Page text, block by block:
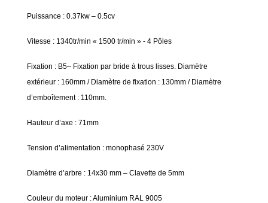
Puissance : 0.37kw – 0.5cv
Vitesse : 1340tr/min « 1500 tr/min » - 4 Pôles
Fixation : B5– Fixation par bride à trous lisses. Diamètre
extérieur : 160mm / Diamètre de fixation : 130mm / Diamètre
d’emboîtement : 110mm.
Hauteur d’axe : 71mm
Tension d’alimentation : monophasé 230V
Diamètre d’arbre : 14x30 mm – Clavette de 5mm
Couleur du moteur : Aluminium RAL 9005